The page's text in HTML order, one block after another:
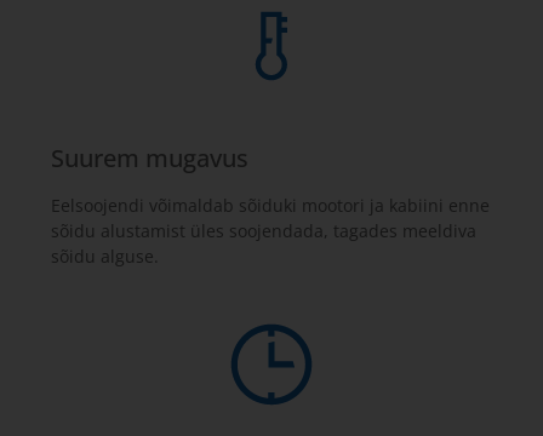
Suurem mugavus
Eelsoojendi võimaldab sõiduki mootori ja kabiini enne
sõidu alustamist üles soojendada, tagades meeldiva
sõidu alguse.